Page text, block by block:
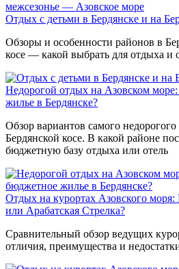
Отдых с детьми в Бердянске и на
Обзоры и особенности районов в
косе — какой выбрать для отдыха и
Недорогой отдых на Азовском
жилье в Бердянске?
Обзор вариантов самого
Бердянской косе. В какой районе
бюджетную базу отдыха или отель
Отдых на курортах Азовского
или Арабатская Стрелка?
Сравнительный обзор ведущих
отличия, преимущества и